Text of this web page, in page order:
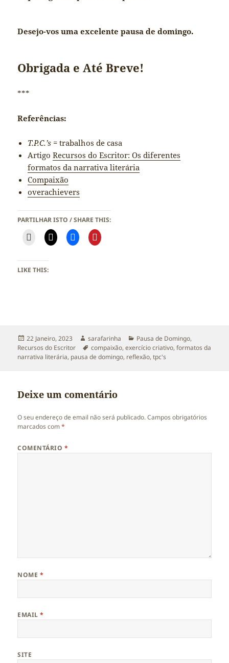
Desejo-vos uma excelente pausa de domingo.
Obrigada e Até Breve!
***
Referências:
T.P.C.’s = trabalhos de casa
ArtigoRecursos do Escritor: Os diferentes
formatos da narrativa literária
Compaixão
overachievers
PARTILHAR ISTO / SHARE THIS:
LIKE THIS:
Publicado
a
22 Janeiro, 2023 Autor
sarafarinha Categorias
Pausa de Domingo,
Recursos do Escritor
Etiquetas
compaixão,exercício criativo,formatos da
narrativa literária, pausa de domingo, reflexão,tpc's
Deixe um comentário
O seu endereço de email não será publicado. Campos obrigatórios
marcados com*
COMENTÁRIO *
NOME *
EMAIL*
SITE